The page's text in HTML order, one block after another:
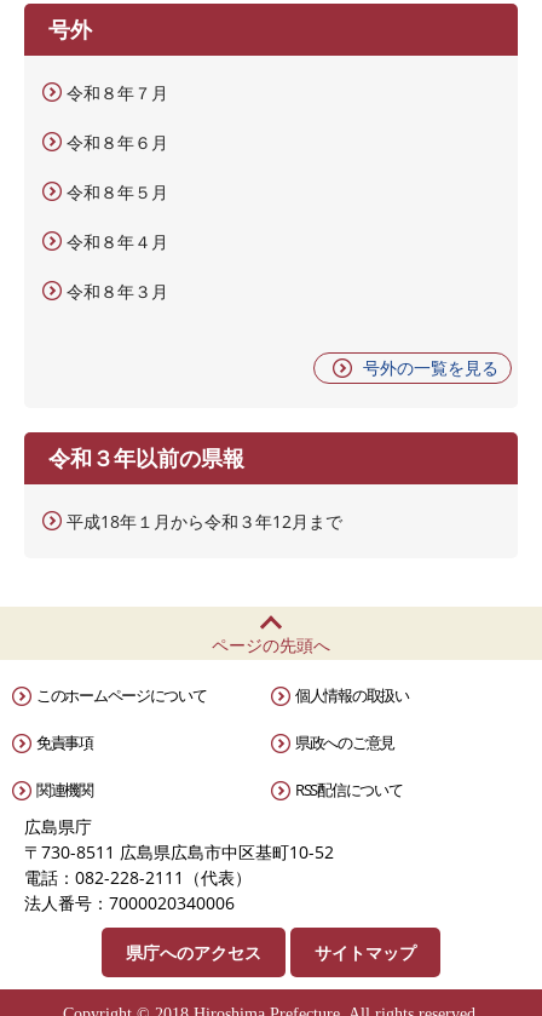
号外
令和８年７月
令和８年６月
令和８年５月
令和８年４月
令和８年３月
号外の一覧を見る
令和３年以前の県報
平成18年１月から令和３年12月まで
ページの先頭へ
このホームページについて 個人情報の取扱い
免責事項 県政へのご意見
関連機関 RSS配信について
広島県庁
〒730-8511 広島県広島市中区基町10-52
電話：082-228-2111（代表）
法人番号：7000020340006
県庁へのアクセス サイトマップ